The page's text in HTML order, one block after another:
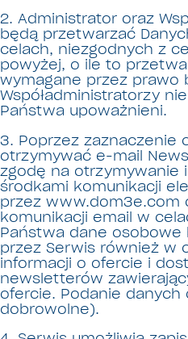
2. Administrator oraz
będą przetwarzać
celach, niezgodnych z
powyżej, o ile to
wymagane przez prawo
Współadministratorzy
Państwa upoważnieni.
3. Poprzez zaznaczenie
otrzymywać e-mail
zgodę na otrzymywanie
środkami komunikacji
przez www.dom3e.com
komunikacji email w
Państwa dane
przez Serwis również w
informacji o ofercie i
newsletterów
ofercie. Podanie
dobrowolne).